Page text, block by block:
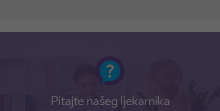
Pitajte našeg ljekarnika